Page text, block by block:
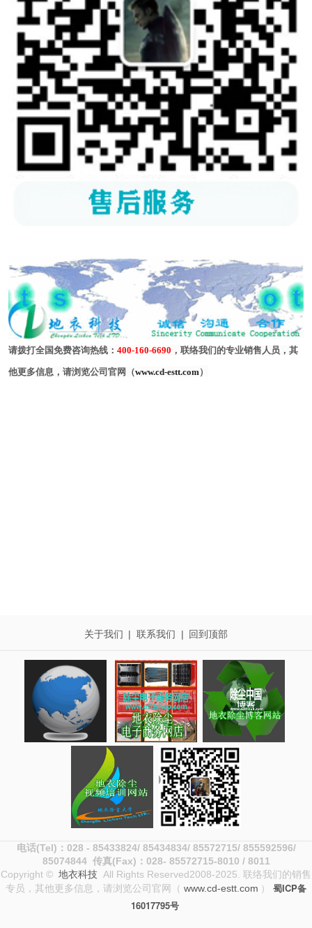
请拨打全国免费咨询热线： 400-160-6690 ，联络我们的专业销售人员，其
他更多信息，请浏览公司官网（www.cd-estt.com ）
关于我们 | 联系我们 | 回到顶部
电话(Tel)：028 - 85433824/ 85434834/ 85572715/ 855592596/
85074844传真(Fax)：028- 85572715-8010 / 8011
Copyright © 地衣科技 All Rights Reserved2008-2025. 联络我们的销售
专员，其他更多信息，请浏览公司官网（ www.cd-estt.com ）
蜀ICP备
16017795号